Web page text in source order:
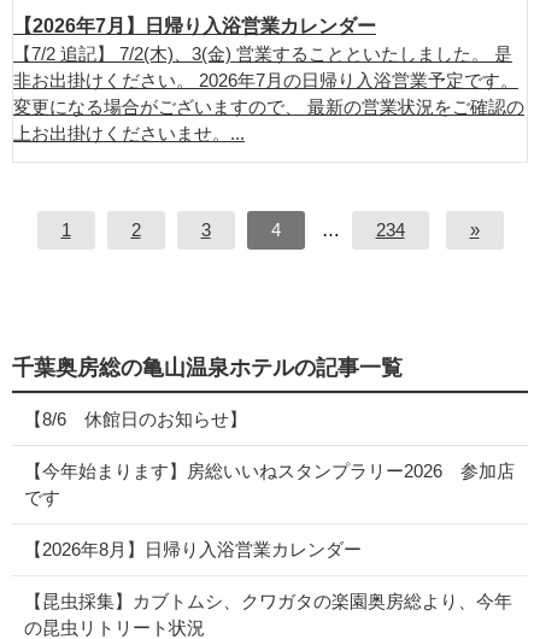
【2026年7月】日帰り入浴営業カレンダー
【7/2 追記】 7/2(木)、3(金) 営業することといたしました。 是
非お出掛けください。 2026年7月の日帰り入浴営業予定です。
変更になる場合がございますので、 最新の営業状況をご確認の
上お出掛けくださいませ。...
1 2 3 4 … 234 »
千葉奥房総の亀山温泉ホテルの記事一覧
【8/6 休館日のお知らせ】
【今年始まります】房総いいねスタンプラリー2026 参加店
です
【2026年8月】日帰り入浴営業カレンダー
【昆虫採集】カブトムシ、クワガタの楽園奥房総より、今年
の昆虫リトリート状況